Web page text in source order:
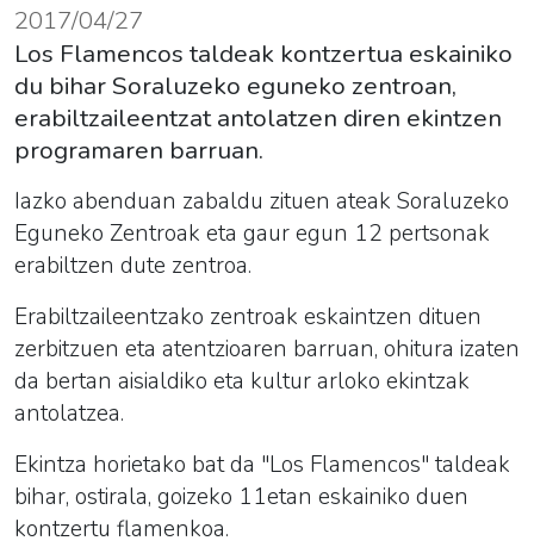
2017/04/27
Los Flamencos taldeak kontzertua eskainiko
du bihar Soraluzeko eguneko zentroan,
erabiltzaileentzat antolatzen diren ekintzen
programaren barruan.
Iazko abenduan zabaldu zituen ateak Soraluzeko
Eguneko Zentroak eta gaur egun 12 pertsonak
erabiltzen dute zentroa.
Erabiltzaileentzako zentroak eskaintzen dituen
zerbitzuen eta atentzioaren barruan, ohitura izaten
da bertan aisialdiko eta kultur arloko ekintzak
antolatzea.
Ekintza horietako bat da "Los Flamencos" taldeak
bihar, ostirala, goizeko 11etan eskainiko duen
kontzertu flamenkoa.